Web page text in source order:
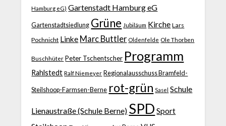
Hamburg eG) Gartenstadt Hamburg eG
Gartenstadtsiedlung Grüne Jubiläum Kirche Lars
Pochnicht Linke Marc Buttler Oldenfelde Ole Thorben
Buschhüter Peter Tschentscher Programm
Rahlstedt Ralf Niemeyer Regionalausschuss Bramfeld-
Steilshoop-Farmsen-Berne rot-grün Sasel Schule
Lienaustraße (Schule Berne) SPD Sport